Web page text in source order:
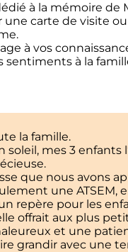
à la mémoire de
une carte de visite
à vos
à la
la famille.
mes 3 enfants
que nous avons
une ATSEM,
repère pour les
offrait aux plus
et une
grandir avec une